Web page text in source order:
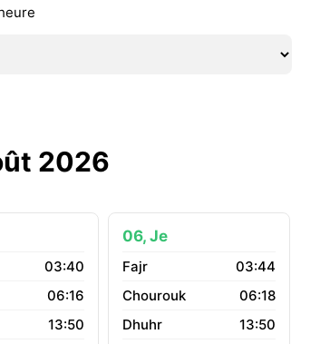
2026
03:40
06:16
13:50
06, Je
03:44
06:18
13:50